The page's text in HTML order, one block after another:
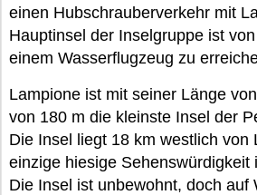
einen Hubschrauberverkehr mit
Hauptinsel der Inselgruppe ist
einem Wasserflugzeug zu
Lampione ist mit seiner Länge
von 180 m die kleinste Insel der
Die Insel liegt 18 km westlich von
einzige hiesige Sehenswürdigkeit
Die Insel ist unbewohnt, doch auf